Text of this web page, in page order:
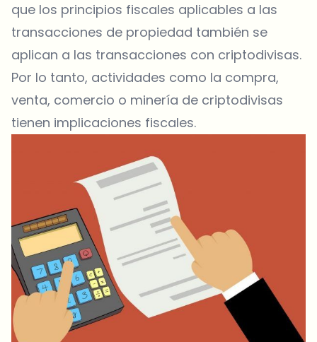
que los principios fiscales aplicables a las
transacciones de propiedad también se
aplican a las transacciones con criptodivisas.
Por lo tanto, actividades como la compra,
venta, comercio o minería de criptodivisas
tienen implicaciones fiscales.